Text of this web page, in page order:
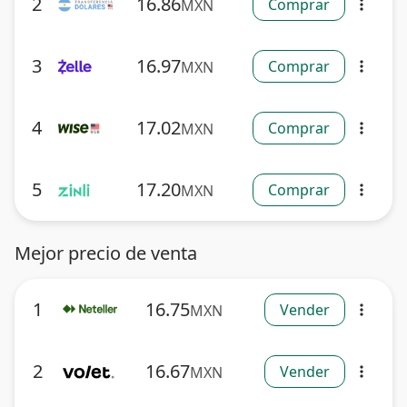
MXN Comprar more_vert
3 16.97MXN Comprar more_vert
4 17.02MXN Comprar more_vert
5 17.20MXN Comprar more_vert
Mejor precio de venta
1 16.75MXN Vender more_vert
2 16.67MXN Vender more_vert